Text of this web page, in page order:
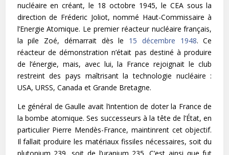
nucléaire en créant, le 18 octobre 1945, le CEA sous la
direction de Fréderic Joliot, nommé Haut-Commissaire à
l’Energie Atomique. Le premier réacteur nucléaire français,
la pile Zoé, démarrait dès le 15 décembre 1948. Ce
réacteur de démonstration n’était pas destiné à produire
de l’énergie, mais, avec lui, la France rejoignait le club
restreint des pays maîtrisant la technologie nucléaire :
USA, URSS, Canada et Grande Bretagne.
Le général de Gaulle avait l’intention de doter la France de
la bombe atomique. Ses successeurs à la tête de l’État, en
particulier Pierre Mendès-France, maintinrent cet objectif.
Il fallait produire les matériaux fissiles nécessaires, soit du